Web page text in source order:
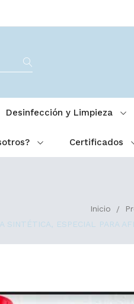
Desinfección y Limpieza
Certificados
Inicio
SINTÉTICA, ESPECIAL PARA